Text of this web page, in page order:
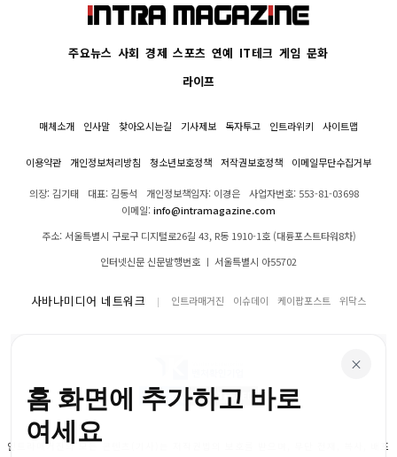
주요뉴스 사회 경제 스포츠 연예 IT테크 게임 문화
라이프
매체소개 인사말 찾아오시는길 기사제보 독자투고 인트라위키 사이트맵
이용약관 개인정보처리방침 청소년보호정책 저작권보호정책 이메일무단수집거부
의장: 김기태 대표: 김동석 개인정보책임자: 이경은
사업자번호: 553-81-03698
이메일:info@intramagazine.com
주소: 서울특별시 구로구 디지털로26길 43, R동 1910-1호 (대륭포스트타워8차)
인터넷신문 신문발행번호 ㅣ 서울특별시 아55702
사바나미디어 네트워크 인트라매거진 이슈데이 케이팝포스트 위닥스
인트라매거진의 모든 콘텐츠(기사)는 저작권법의 보호를 받으며, 무단 전재, 복사, 배포
×
홈 화면에 추가하고 바로
여세요